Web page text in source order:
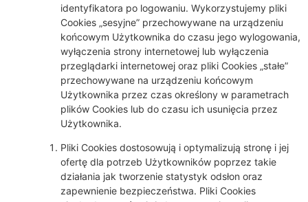
identyfikatora po logowaniu. Wykorzystujemy pliki
Cookies „sesyjne” przechowywane na urządzeniu
końcowym Użytkownika do czasu jego wylogowania,
wyłączenia strony internetowej lub wyłączenia
przeglądarki internetowej oraz pliki Cookies „stałe”
przechowywane na urządzeniu końcowym
Użytkownika przez czas określony w parametrach
plików Cookies lub do czasu ich usunięcia przez
Użytkownika.
Pliki Cookies dostosowują i optymalizują stronę i jej
ofertę dla potrzeb Użytkowników poprzez takie
działania jak tworzenie statystyk odsłon oraz
zapewnienie bezpieczeństwa. Pliki Cookies